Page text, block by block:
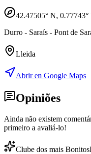
42.47505° N, 0.77743°
Durro - Saraís - Pont de
Lleida
Abrir en Google Maps
Opiniões
Ainda não existem
primeiro a avaliá-lo!
Clube dos mais Bonitos